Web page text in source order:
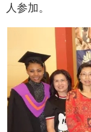
人参加。